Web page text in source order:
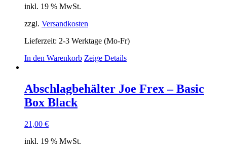
inkl. 19 % MwSt.
zzgl. Versandkosten
Lieferzeit: 2-3 Werktage (Mo-Fr)
In den Warenkorb Zeige Details
Abschlagbehälter Joe Frex – Basic
Box Black
21,00 €
inkl. 19 % MwSt.